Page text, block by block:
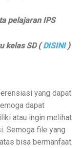
pelajaran IPS
kelas SD(DISINI)
yang dapat
dapat
atau ingin melihat
Semoga file yang
bisa bermanfaat.